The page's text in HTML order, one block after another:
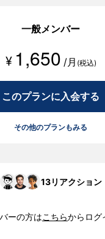
一般メンバー
¥ 1,650 /月 (税込)
このプランに入会する
その他のプランもみる
13リアクション
ーの方はこちらからログ